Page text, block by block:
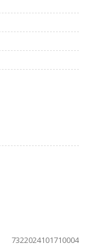
7322024101710004